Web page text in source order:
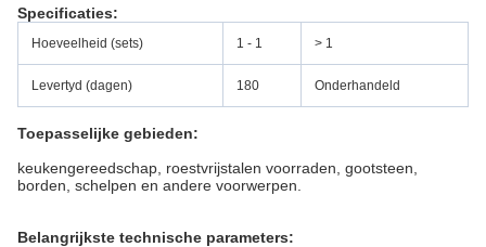
Specificaties:
Hoeveelheid (sets) 1 - 1 > 1
Levertyd (dagen) 180 Onderhandeld
Toepasselijke gebieden:
keukengereedschap, roestvrijstalen voorraden, gootsteen,
borden, schelpen en andere voorwerpen.
Belangrijkste technische parameters: